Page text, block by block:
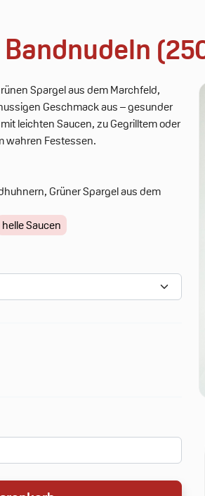
Spargel aus dem Marchfeld,
Geschmack aus – gesunder
leichten Saucen, zu Gegrilltem oder
wahren Festessen.
Grüner Spargel aus dem
helle Saucen